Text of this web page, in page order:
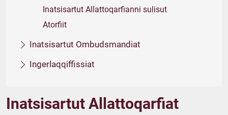
Inatsisartut Allattoqarfianni sulisut
Atorfiit
Inatsisartut Ombudsmandiat
Ingerlaqqiffissiat
Inatsisartut Allattoqarfiat